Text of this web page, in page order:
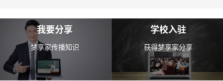
我要分享
梦享家传播知识
学校入驻
获得梦享家分享